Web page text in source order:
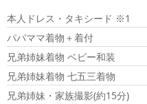
本人ドレス・タキシード ※1
パパママ着物＋着付
兄弟姉妹着物 ベビー和装
兄弟姉妹着物 七五三着物
兄弟姉妹・家族撮影(約15分)